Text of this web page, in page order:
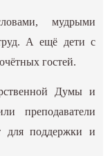
мудрыми
А ещё дети с
гостей.
Думы и
преподаватели
для поддержки и